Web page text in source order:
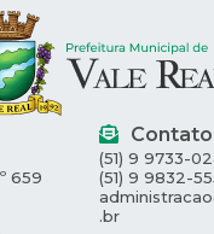
659
Contato
(51) 9 9733-
(51) 9 9832-
.br